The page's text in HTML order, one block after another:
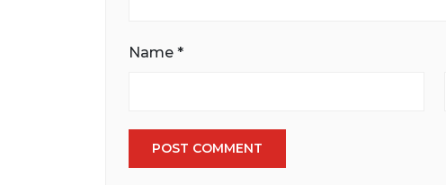
Name *